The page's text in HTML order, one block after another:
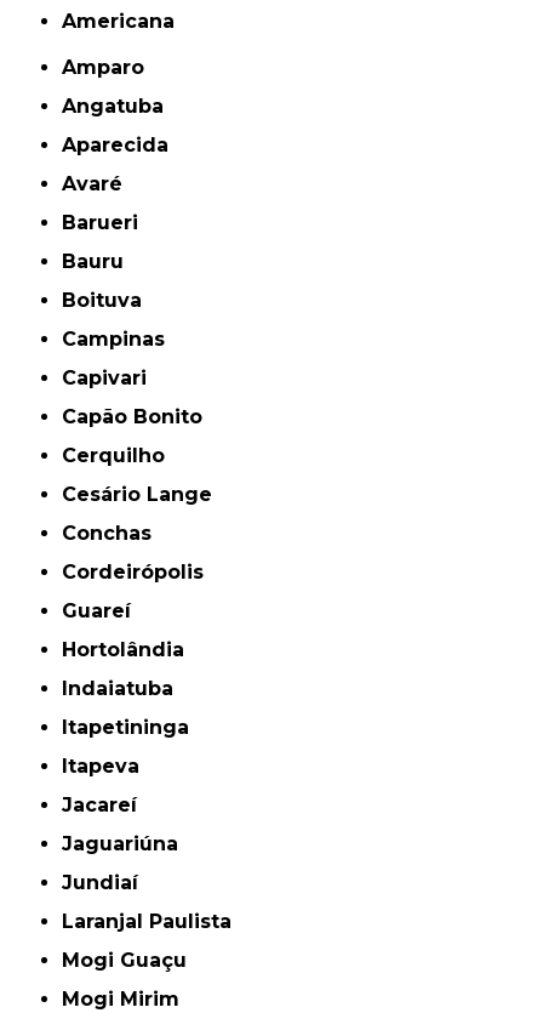
americana
Amparo
Angatuba
Aparecida
Avaré
Barueri
Bauru
Boituva
Campinas
Capivari
Capão Bonito
Cerquilho
Cesário Lange
Conchas
Cordeirópolis
Guareí
Hortolândia
Indaiatuba
Itapetininga
Itapeva
Jacareí
Jaguariúna
Jundiaí
Laranjal Paulista
Mogi Guaçu
Mogi Mirim